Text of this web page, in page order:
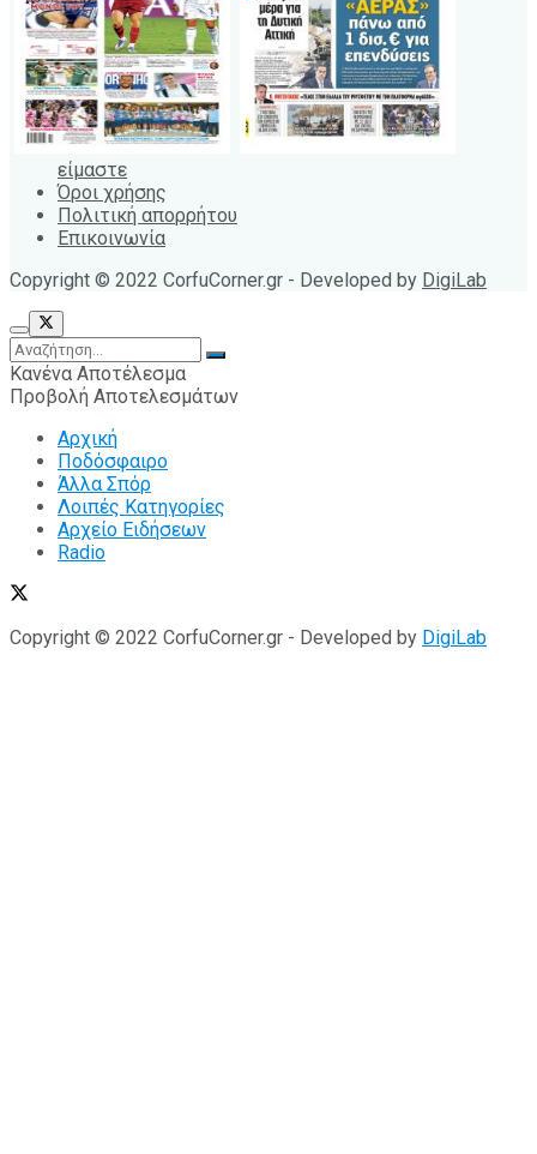
είμαστε
Όροι χρήσης
Πολιτική απορρήτου
Επικοινωνία
Copyright © 2022 CorfuCorner.gr - Developed by DigiLab
Κανένα Αποτέλεσμα
Προβολή Αποτελεσμάτων
Αρχική
Ποδόσφαιρο
Άλλα Σπόρ
Λοιπές Κατηγορίες
Αρχείο Ειδήσεων
Radio
Copyright © 2022 CorfuCorner.gr - Developed by DigiLab